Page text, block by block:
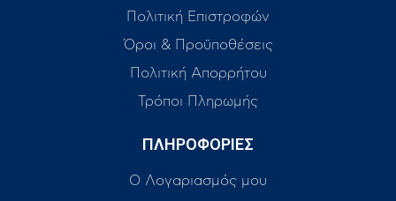
Πολιτική Επιστροφών
Όροι & Προϋποθέσεις
Πολιτική Απορρήτου
Τρόποι Πληρωμής
ΠΛΗΡΟΦΟΡΙΕΣ
Ο Λογαριασμός μου